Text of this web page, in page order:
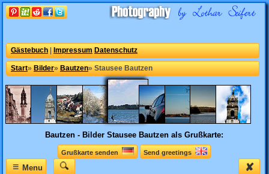
Gästebuch Impressum Datenschutz
Start» Bilder» Bautzen» Stausee Bautzen
Bautzen - Bilder Stausee Bautzen als Grußkarte:
Grußkarte senden Send greetings
✘
≡Menu